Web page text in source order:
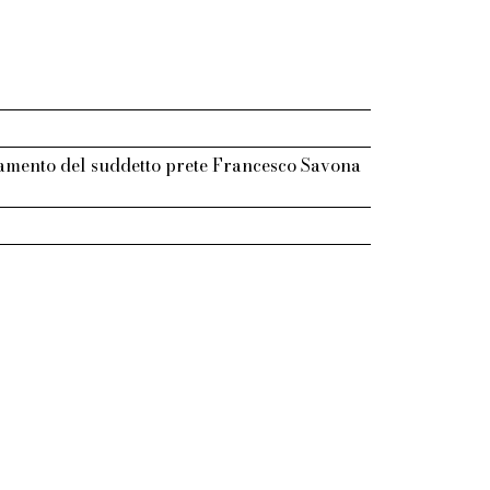
del suddetto prete Francesco Savona